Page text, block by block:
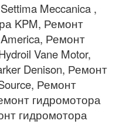
Meccanica ,
KPM, Ремонт
Ремонт
Vane Motor,
Denison, Ремонт
Ремонт
гидромотора
гидромотора